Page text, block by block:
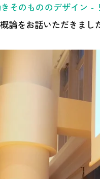
きそのもののデザイン -
論をお話いただきまし